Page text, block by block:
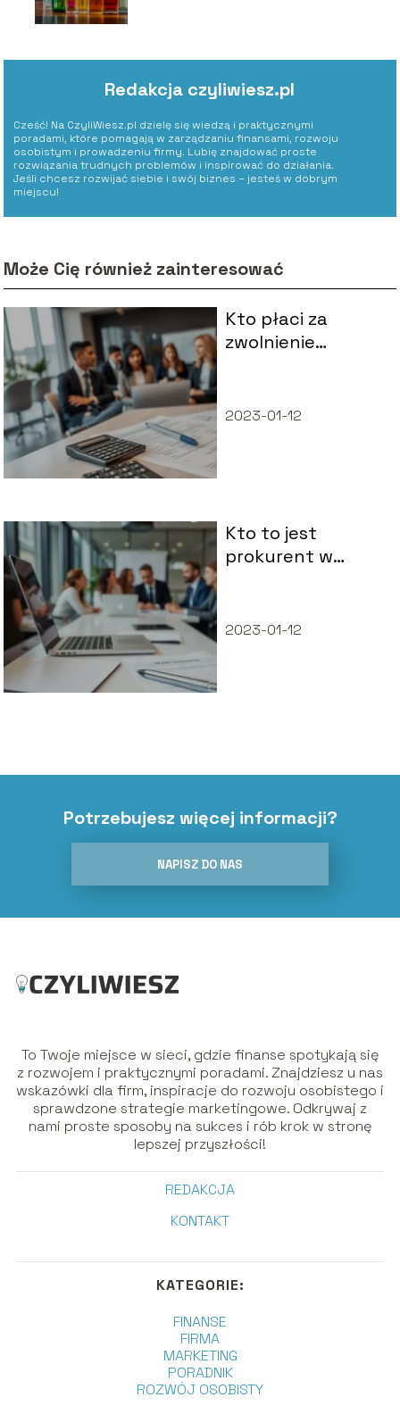
Redakcja czyliwiesz.pl
Cześć! Na CzyliWiesz.pl dzielę się wiedzą i praktycznymi
poradami, które pomagają w zarządzaniu finansami, rozwoju
osobistym i prowadzeniu firmy. Lubię znajdować proste
rozwiązania trudnych problemów i inspirować do działania.
Jeśli chcesz rozwijać siebie i swój biznes – jesteś w dobrym
miejscu!
Może Cię również zainteresować
Kto płaci za
zwolnienie
2023-01-12
Kto to jest
prokurent w
2023-01-12
Potrzebujesz więcej informacji?
NAPISZ DO NAS
To Twoje miejsce w sieci, gdzie finanse spotykają się
z rozwojem i praktycznymi poradami. Znajdziesz u nas
wskazówki dla firm, inspiracje do rozwoju osobistego i
sprawdzone strategie marketingowe. Odkrywaj z
nami proste sposoby na sukces i rób krok w stronę
lepszej przyszłości!
REDAKCJA
KONTAKT
KATEGORIE:
FINANSE
FIRMA
MARKETING
PORADNIK
ROZWÓJ OSOBISTY